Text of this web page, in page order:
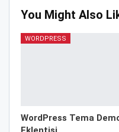
You Might Also
WORDPRESS
WordPress Tema